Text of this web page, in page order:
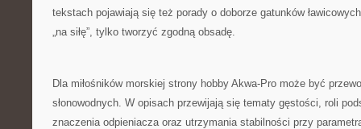
tekstach pojawiają się też porady o doborze gatunków
„na siłę”, tylko tworzyć zgodną obsadę.
Dla miłośników morskiej strony hobby Akwa-Pro może być
słonowodnych. W opisach przewijają się tematy gęstości, roli
znaczenia odpieniacza oraz utrzymania stabilności przy